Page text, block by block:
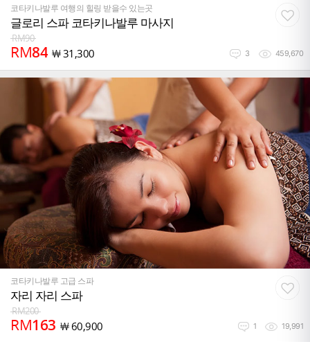
코타키나발루 여행의 힐링 받을수 있는곳
글로리 스파 코타키나발루 마사지
RM90
RM84 ￦31,300 3 459,670
코타키나발루 고급 스파
자리 자리 스파
RM200
RM163 ￦60,900 1 19,991